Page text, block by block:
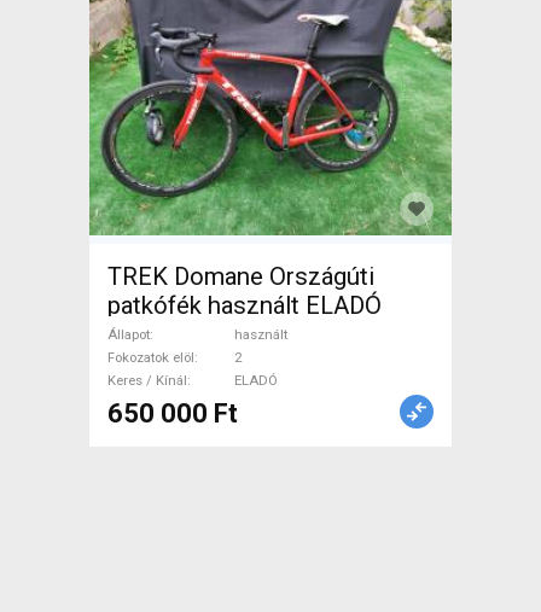
TREK Domane Országúti
patkófék használt ELADÓ
Állapot
használt
Fokozatok elöl
2
Keres / Kínál
ELADÓ
650 000 Ft